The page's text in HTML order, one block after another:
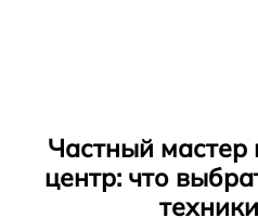
Частный мастер
центр: что